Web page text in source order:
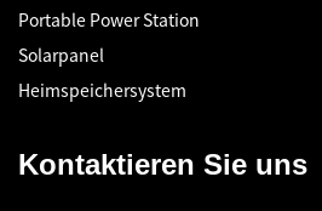
Portable Power Station
Solarpanel
Heimspeichersystem
Kontaktieren Sie uns